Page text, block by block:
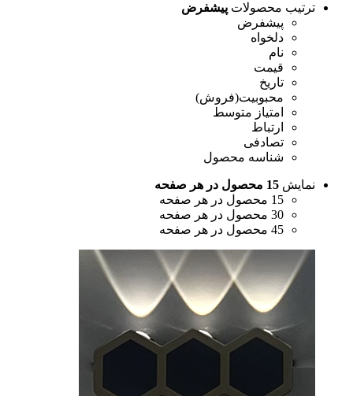
ترتیب محصولات پیشفرض
پیشفرض
دلخواه
نام
قیمت
تاریخ
محبوبیت(فروش)
امتیاز متوسط
ارتباط
تصادفی
شناسه محصول
نمایش 15 محصول در هر صفحه
15 محصول در هر صفحه
30 محصول در هر صفحه
45 محصول در هر صفحه